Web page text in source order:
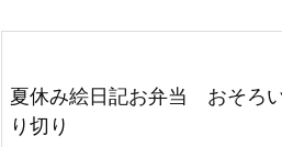
夏休み絵日記お弁当 おそろ
り切り